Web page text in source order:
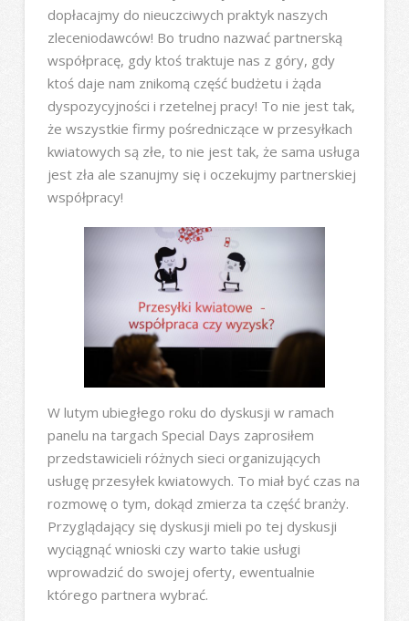
dopłacajmy do nieuczciwych praktyk naszych
zleceniodawców! Bo trudno nazwać partnerską
współpracę, gdy ktoś traktuje nas z góry, gdy
ktoś daje nam znikomą część budżetu i żąda
dyspozycyjności i rzetelnej pracy! To nie jest tak,
że wszystkie firmy pośredniczące w przesyłkach
kwiatowych są złe, to nie jest tak, że sama usługa
jest zła ale szanujmy się i oczekujmy partnerskiej
współpracy!
W lutym ubiegłego roku do dyskusji w ramach
panelu na targach Special Days zaprosiłem
przedstawicieli różnych sieci organizujących
usługę przesyłek kwiatowych. To miał być czas na
rozmowę o tym, dokąd zmierza ta część branży.
Przyglądający się dyskusji mieli po tej dyskusji
wyciągnąć wnioski czy warto takie usługi
wprowadzić do swojej oferty, ewentualnie
którego partnera wybrać.